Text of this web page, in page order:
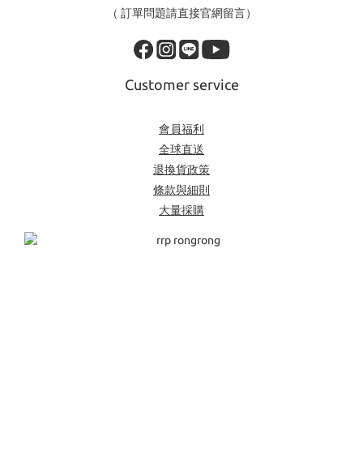
（ 訂單問題請直接官網留言）
Customer service
會員福利
全球直送
退換貨政策
條款與細則
大量採購